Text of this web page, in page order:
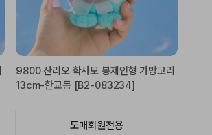
9800 산리오 학사모 봉제인형 가방고리
13cm-한교동 [B2-083234]
도매회원전용